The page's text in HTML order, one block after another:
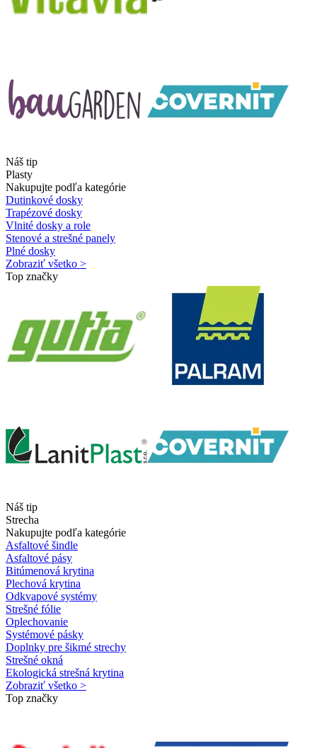
Náš tip
Plasty
Nakupujte podľa kategórie
Dutinkové dosky
Trapézové dosky
Vlnité dosky a role
Stenové a strešné panely
Plné dosky
Zobraziť všetko >
Top značky
Náš tip
Strecha
Nakupujte podľa kategórie
Asfaltové šindle
Asfaltové pásy
Bitúmenová krytina
Plechová krytina
Odkvapové systémy
Strešné fólie
Oplechovanie
Systémové pásky
Doplnky pre šikmé strechy
Strešné okná
Ekologická strešná krytina
Zobraziť všetko >
Top značky